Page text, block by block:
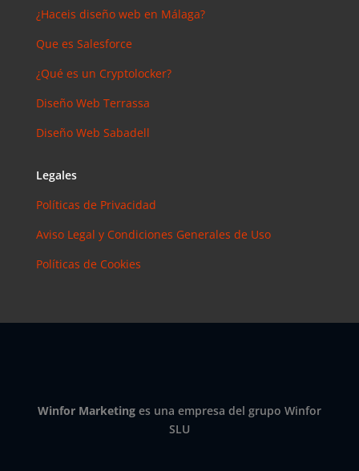
Bocaranda
¿Debería
invertir en
Las claves
cuánto y
invertir en
esta red
eric en
¿Haceis diseño web en Málaga?
Que es Salesforce
¿Qué es un Cryptolocker?
Diseño Web Terrassa
Diseño Web Sabadell
Legales
Políticas de Privacidad
Aviso Legal y Condiciones Generales de Uso
Políticas de Cookies
Winfor Marketinges una empresa del grupo Winfor
SLU